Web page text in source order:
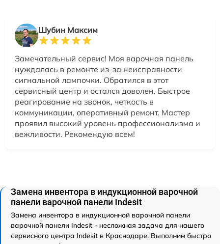
Шубин Максим
Замечательный сервис! Моя варочная панель
нуждалась в ремонте из-за неисправности
сигнальной лампочки. Обратился в этот
сервисный центр и остался доволен. Быстрое
реагирование на звонок, четкость в
коммуникации, оперативный ремонт. Мастер
проявил высокий уровень профессионализма и
вежливости. Рекомендую всем!
Замена инвентора в индукционной варочной
панели варочной панели Indesit
Замена инвентора в индукционной варочной панели
варочной панели Indesit - несложная задача для нашего
сервисного центра Indesit в Краснодаре. Выполним быстро